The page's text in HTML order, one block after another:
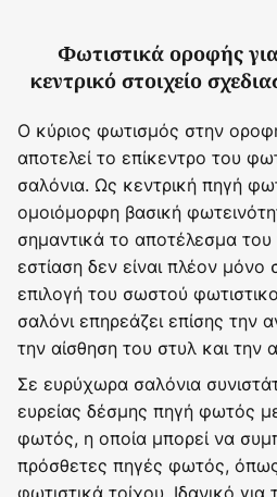
Φωτιστικά οροφής
κεντρικό στοιχείο
Ο κύριος φωτισμός στην
αποτελεί το επίκεντρο του
σαλόνια. Ως κεντρική πηγή
ομοιόμορφη βασική
σημαντικά το αποτέλεσμα
εστίαση δεν είναι πλέον μόνο
επιλογή του σωστού
σαλόνι επηρεάζει επίσης την
την αίσθηση του στυλ και την
Σε ευρύχωρα σαλόνια
ευρείας δέσμης πηγή φωτός
φωτός, η οποία μπορεί να
πρόσθετες πηγές φωτός,